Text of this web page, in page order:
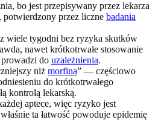
bo jest przepisywany przez lekarza
przez liczne badania
wiele tygodni bez ryzyka skutków
nawet krótkotrwałe stosowanie
do uzależnienia.
niż morfina” — częściowo
do krótkotrwałego
kontrolą lekarską.
aptece, więc ryzyko jest
ta łatwość powoduje epidemię